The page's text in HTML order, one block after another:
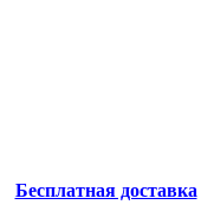
Бесплатная доставка